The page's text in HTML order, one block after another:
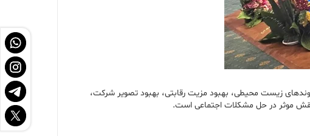
زیست محیطی، بهبود مزیت رقابتی، بهبود تصویر شرکت،
نقش موثر در حل مشکلات اجتماعی است.